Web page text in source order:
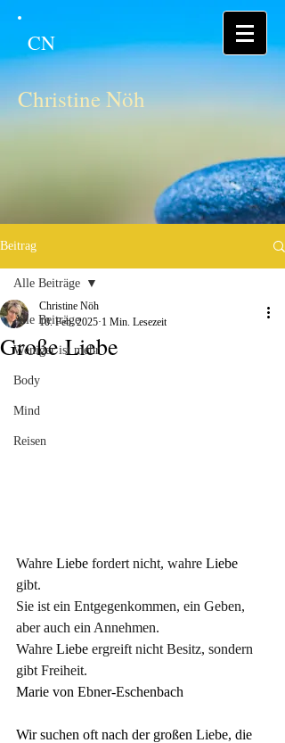
CN
Christine Nöh
Beitrag
Alle Beiträge
Weniger ist mehr
Body
Mind
Reisen
Alle Beiträge
Große Liebe
Christine Nöh
10. Feb. 2025 1 Min. Lesezeit
Wahre Liebe fordert nicht, wahre Liebe
gibt.
Sie ist ein Entgegenkommen, ein Geben,
aber auch ein Annehmen.
Wahre Liebe ergreift nicht Besitz, sondern
gibt Freiheit.
Marie von Ebner-Eschenbach
Wir suchen oft nach der großen Liebe, die